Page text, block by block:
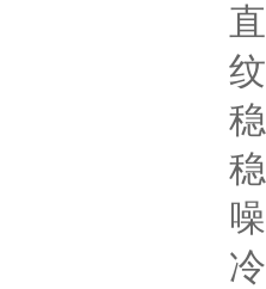
直流
纹
稳
稳
噪声
冷